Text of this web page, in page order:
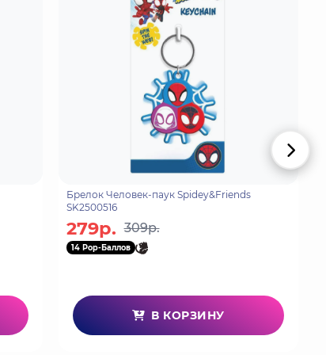
Брелок Человек-паук Spidey&Friends
SK2500516
279р. 309р.
14 Pop-Баллов
В КОРЗИНУ